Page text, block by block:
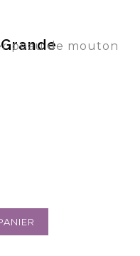
peau de mouton